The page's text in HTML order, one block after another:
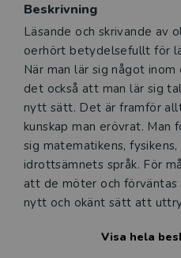
Beskrivning
Beskrivning
Läsande och skrivande av
oerhört betydelsefullt för
När man lär sig något
det också att man lär sig
nytt sätt. Det är framför
kunskap man erövrat. Man
sig matematikens,
idrottsämnets språk. För
att de möter och
nytt och okänt sätt att
problemfritt. Frågor om
Visa hela